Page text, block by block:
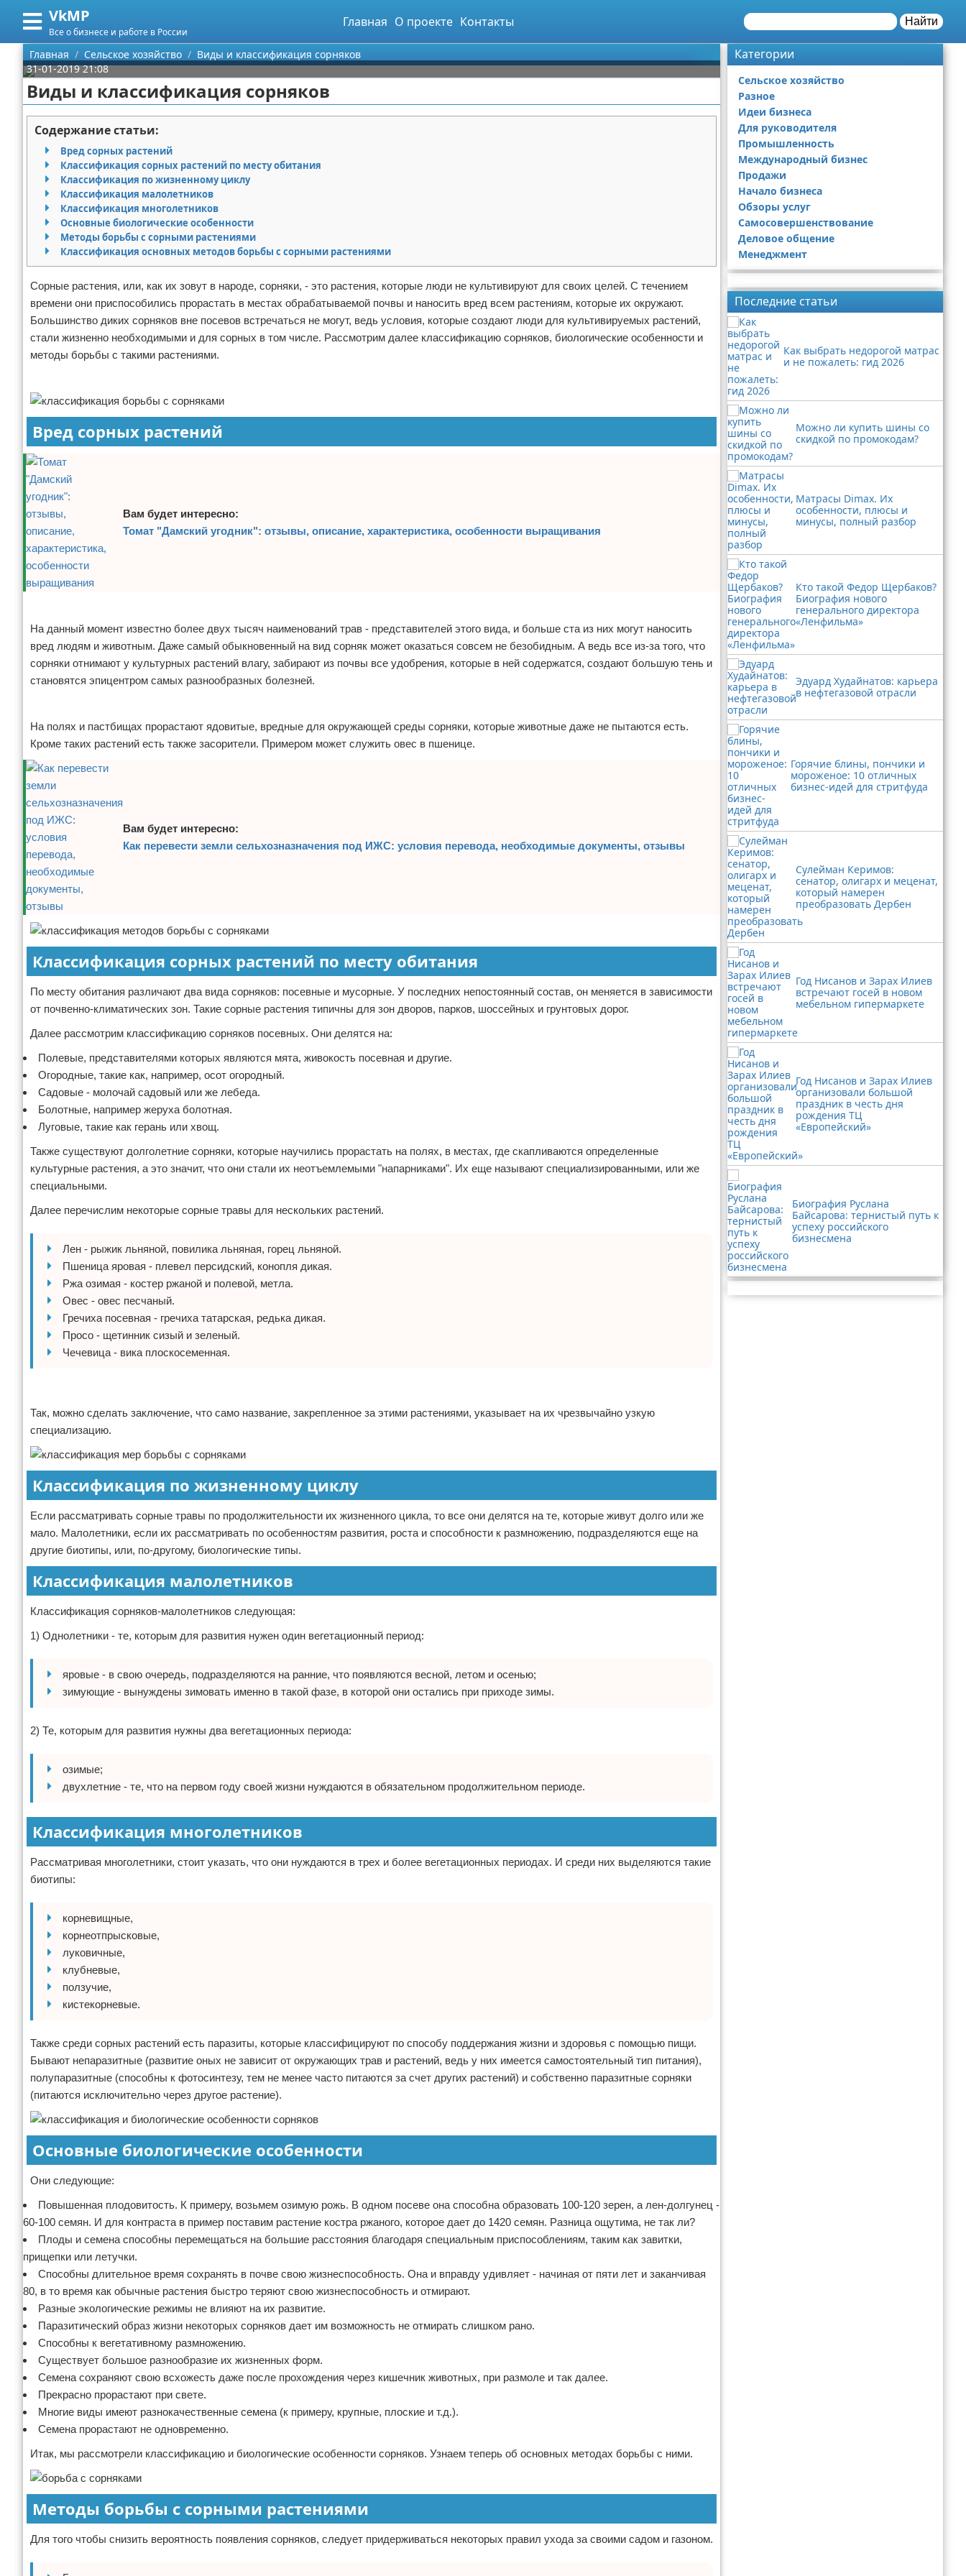
VkMP
Все о бизнесе и работе в России
Главная О проекте Контакты Найти
Меню
Главная
Категории
Сельское хозяйство
Разное
Идеи бизнеса
Для руководителя
Промышленность
Продажи
Начало бизнеса
Самосовершенствование
Деловое общение
Менеджмент
Поиск
О проекте
Контакты
Сотрудничество
Размещение рекламы
Условия предоставления информации
Отказ от ответственности
Главная Сельское хозяйство
Виды и классификация сорняков
31-01-2019 21:08
Виды и классификация сорняков
Содержание статьи:
Вред сорных растений
Классификация сорных растений по месту обитания
Классификация по жизненному циклу
Классификация малолетников
Классификация многолетников
Основные биологические особенности
Методы борьбы с сорными растениями
Классификация основных методов борьбы с сорными растениями
Сорные растения, или, как их зовут в народе, сорняки, - это растения, которые люди не культивируют для своих целей. С течением
времени они приспособились прорастать в местах обрабатываемой почвы и наносить вред всем растениям, которые их окружают.
Большинство диких сорняков вне посевов встречаться не могут, ведь условия, которые создают люди для культивируемых растений,
стали жизненно необходимыми и для сорных в том числе. Рассмотрим далее классификацию сорняков, биологические особенности и
методы борьбы с такими растениями.
Вред сорных растений
Вам будет интересно:
Томат "Дамский угодник": отзывы, описание, характеристика, особенности выращивания
На данный момент известно более двух тысяч наименований трав - представителей этого вида, и больше ста из них могут наносить
вред людям и животным. Даже самый обыкновенный на вид сорняк может оказаться совсем не безобидным. А ведь все из-за того, что
сорняки отнимают у культурных растений влагу, забирают из почвы все удобрения, которые в ней содержатся, создают большую тень и
становятся эпицентром самых разнообразных болезней.
На полях и пастбищах прорастают ядовитые, вредные для окружающей среды сорняки, которые животные даже не пытаются есть.
Кроме таких растений есть также засорители. Примером может служить овес в пшенице.
Вам будет интересно:
Как перевести земли сельхозназначения под ИЖС: условия перевода, необходимые документы, отзывы
Классификация сорных растений по месту обитания
По месту обитания различают два вида сорняков: посевные и мусорные. У последних непостоянный состав, он меняется в зависимости
от почвенно-климатических зон. Такие сорные растения типичны для зон дворов, парков, шоссейных и грунтовых дорог.
Далее рассмотрим классификацию сорняков посевных. Они делятся на:
Полевые, представителями которых являются мята, живокость посевная и другие.
Огородные, такие как, например, осот огородный.
Садовые - молочай садовый или же лебеда.
Болотные, например жеруха болотная.
Луговые, такие как герань или хвощ.
Также существуют долголетние сорняки, которые научились прорастать на полях, в местах, где скапливаются определенные
культурные растения, а это значит, что они стали их неотъемлемыми "напарниками". Их еще называют специализированными, или же
специальными.
Далее перечислим некоторые сорные травы для нескольких растений.
Лен - рыжик льняной, повилика льняная, горец льняной.
Пшеница яровая - плевел персидский, конопля дикая.
Ржа озимая - костер ржаной и полевой, метла.
Овес - овес песчаный.
Гречиха посевная - гречиха татарская, редька дикая.
Просо - щетинник сизый и зеленый.
Чечевица - вика плоскосеменная.
Так, можно сделать заключение, что само название, закрепленное за этими растениями, указывает на их чрезвычайно узкую
специализацию.
Классификация по жизненному циклу
Если рассматривать сорные травы по продолжительности их жизненного цикла, то все они делятся на те, которые живут долго или же
мало. Малолетники, если их рассматривать по особенностям развития, роста и способности к размножению, подразделяются еще на
другие биотипы, или, по-другому, биологические типы.
Классификация малолетников
Классификация сорняков-малолетников следующая:
1) Однолетники - те, которым для развития нужен один вегетационный период:
яровые - в свою очередь, подразделяются на ранние, что появляются весной, летом и осенью;
зимующие - вынуждены зимовать именно в такой фазе, в которой они остались при приходе зимы.
2) Те, которым для развития нужны два вегетационных периода:
озимые;
двухлетние - те, что на первом году своей жизни нуждаются в обязательном продолжительном периоде.
Классификация многолетников
Рассматривая многолетники, стоит указать, что они нуждаются в трех и более вегетационных периодах. И среди них выделяются такие
биотипы:
корневищные,
корнеотпрысковые,
луковичные,
клубневые,
ползучие,
кистекорневые.
Также среди сорных растений есть паразиты, которые классифицируют по способу поддержания жизни и здоровья с помощью пищи.
Бывают непаразитные (развитие оных не зависит от окружающих трав и растений, ведь у них имеется самостоятельный тип питания),
полупаразитные (способны к фотосинтезу, тем не менее часто питаются за счет других растений) и собственно паразитные сорняки
(питаются исключительно через другое растение).
Основные биологические особенности
Они следующие:
Повышенная плодовитость. К примеру, возьмем озимую рожь. В одном посеве она способна образовать 100-120 зерен, а лен-долгунец -
60-100 семян. И для контраста в пример поставим растение костра ржаного, которое дает до 1420 семян. Разница ощутима, не так ли?
Плоды и семена способны перемещаться на большие расстояния благодаря специальным приспособлениям, таким как завитки,
прищепки или летучки.
Способны длительное время сохранять в почве свою жизнеспособность. Она и вправду удивляет - начиная от пяти лет и заканчивая
80, в то время как обычные растения быстро теряют свою жизнеспособность и отмирают.
Разные экологические режимы не влияют на их развитие.
Паразитический образ жизни некоторых сорняков дает им возможность не отмирать слишком рано.
Способны к вегетативному размножению.
Существует большое разнообразие их жизненных форм.
Семена сохраняют свою всхожесть даже после прохождения через кишечник животных, при размоле и так далее.
Прекрасно прорастают при свете.
Многие виды имеют разнокачественные семена (к примеру, крупные, плоские и т.д.).
Семена прорастают не одновременно.
Итак, мы рассмотрели классификацию и биологические особенности сорняков. Узнаем теперь об основных методах борьбы с ними.
Методы борьбы с сорными растениями
Для того чтобы снизить вероятность появления сорняков, следует придерживаться некоторых правил ухода за своими садом и газоном.
Категории
Сельское хозяйство
Разное
Идеи бизнеса
Для руководителя
Промышленность
Международный бизнес
Продажи
Начало бизнеса
Обзоры услуг
Самосовершенствование
Деловое общение
Менеджмент
Последние статьи
Как выбрать недорогой матрас
и не пожалеть: гид 2026
Можно ли купить шины со
скидкой по промокодам?
Матрасы Dimax. Их
особенности, плюсы и
минусы, полный разбор
Кто такой Федор Щербаков?
Биография нового
генерального директора
«Ленфильма»
Эдуард Худайнатов: карьера
в нефтегазовой отрасли
Горячие блины, пончики и
мороженое: 10 отличных
бизнес-идей для стритфуда
Сулейман Керимов:
сенатор, олигарх и меценат,
который намерен
преобразовать Дербен
Год Нисанов и Зарах Илиев
встречают госей в новом
мебельном гипермаркете
Год Нисанов и Зарах Илиев
организовали большой
праздник в честь дня
рождения ТЦ
«Европейский»
Биография Руслана
Байсарова: тернистый путь к
успеху российского
бизнесмена